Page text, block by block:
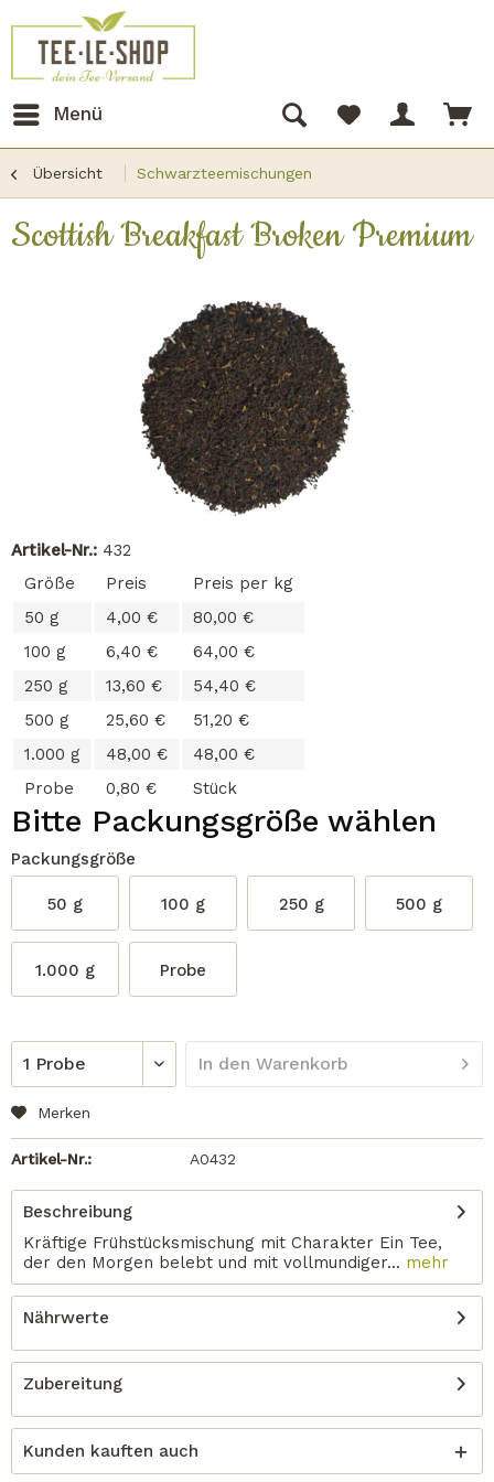
Menü
Übersicht Schwarzteemischungen
Scottish Breakfast Broken Premium
Artikel-Nr.: 432
Größe
Preis
Preis per kg
50 g
4,00 €
80,00 €
100 g
6,40 €
64,00 €
250 g
13,60 €
54,40 €
500 g
25,60 €
51,20 €
1.000 g
48,00 €
48,00 €
Probe
0,80 € Stück
Bitte Packungsgröße wählen
Packungsgröße
50 g 100 g 250 g 500 g
1.000 g Probe
In den Warenkorb
Merken
Artikel-Nr.: A0432
Beschreibung
Kräftige Frühstücksmischung mit Charakter Ein Tee,
der den Morgen belebt und mit vollmundiger... mehr
Nährwerte
Zubereitung
Kunden kauften auch